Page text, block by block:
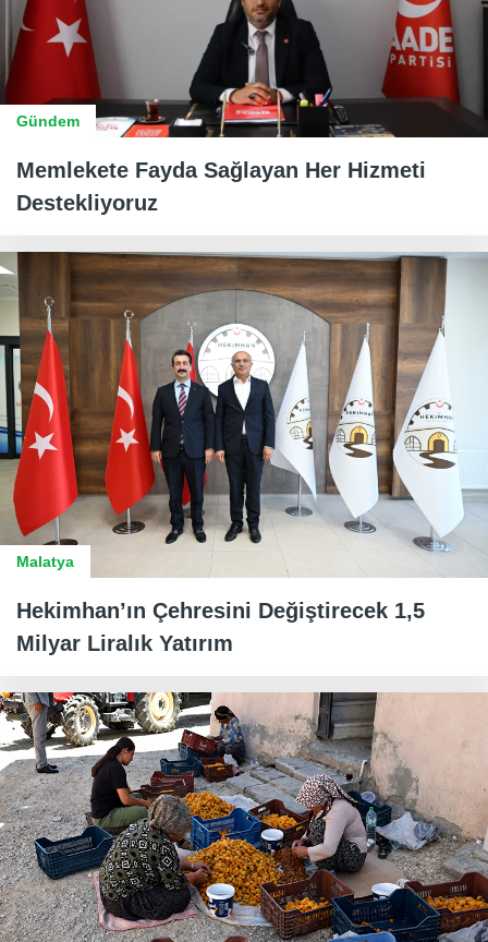
Gündem
Memlekete Fayda Sağlayan Her Hizmeti
Destekliyoruz
Malatya
Hekimhan’ın Çehresini Değiştirecek 1,5
Milyar Liralık Yatırım